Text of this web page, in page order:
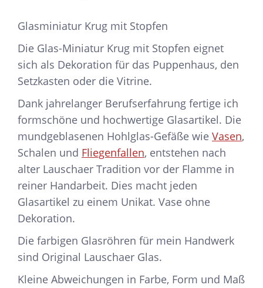
Glasminiatur Krug mit Stopfen
Die Glas-Miniatur Krug mit Stopfen eignet
sich als Dekoration für das Puppenhaus, den
Setzkasten oder die Vitrine.
Dank jahrelanger Berufserfahrung fertige ich
formschöne und hochwertige Glasartikel. Die
mundgeblasenen Hohlglas-Gefäße wie Vasen,
Schalen und Fliegenfallen, entstehen nach
alter Lauschaer Tradition vor der Flamme in
reiner Handarbeit. Dies macht jeden
Glasartikel zu einem Unikat. Vase ohne
Dekoration.
Die farbigen Glasröhren für mein Handwerk
sind Original Lauschaer Glas.
Kleine Abweichungen in Farbe, Form und Maß